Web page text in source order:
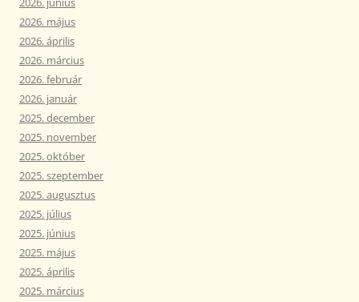
2026. május
2026. április
2026. március
2026. február
2026. január
2025. december
2025. november
2025. október
2025. szeptember
2025. augusztus
2025. július
2025. június
2025. május
2025. április
2025. március